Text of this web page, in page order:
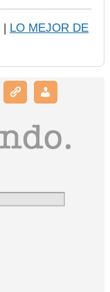
| LO MEJOR DE